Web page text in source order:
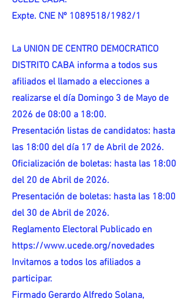
Expte. CNE Nº 1089518/1982/1
La UNION DE CENTRO DEMOCRATICO
DISTRITO CABA informa a todos sus
afiliados el llamado a elecciones a
realizarse el día Domingo 3 de Mayo de
2026 de 08:00 a 18:00.
Presentación listas de candidatos: hasta
las 18:00 del día 17 de Abril de 2026.
Oficialización de boletas: hasta las 18:00
del 20 de Abril de 2026.
Presentación de boletas: hasta las 18:00
del 30 de Abril de 2026.
Reglamento Electoral Publicado en
https://www.ucede.org/novedades
Invitamos a todos los afiliados a
participar.
Firmado Gerardo Alfredo Solana,